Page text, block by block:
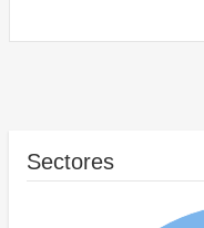
Sectores